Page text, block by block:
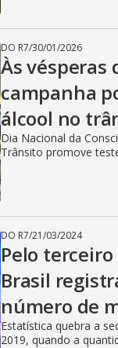
DO R7/30/01/2026
Às vésperas
campanha
álcool no
Dia Nacional da
Trânsito promove
DO R7/21/03/2024
Pelo
Brasil
número de
Estatística quebra a
2019, quando a